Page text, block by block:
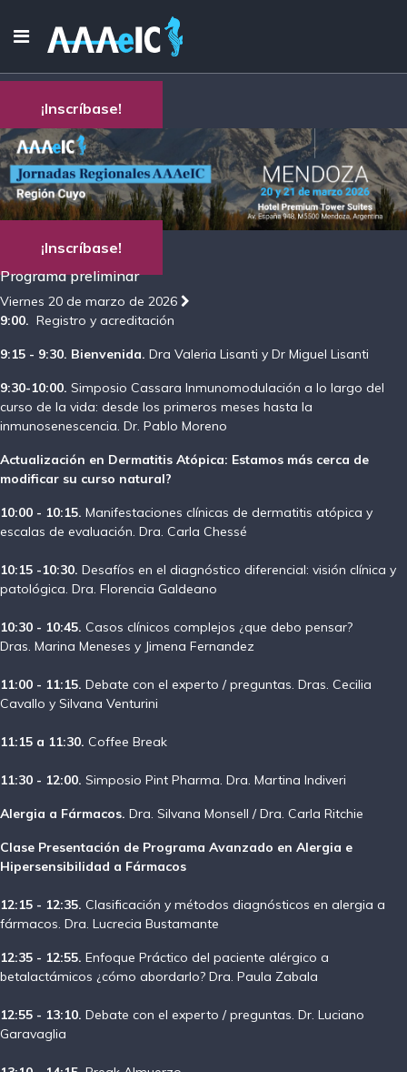
¡Inscríbase!
¡Inscríbase!
Programa preliminar
Viernes 20 de marzo de 2026
9:00. Registro y acreditación
9:15 - 9:30. Bienvenida. Dra Valeria Lisanti y Dr Miguel Lisanti
9:30-10:00. Simposio Cassara Inmunomodulación a lo largo del
curso de la vida: desde los primeros meses hasta la
inmunosenescencia. Dr. Pablo Moreno
Actualización en Dermatitis Atópica: Estamos más cerca de
modificar su curso natural?
10:00 - 10:15. Manifestaciones clínicas de dermatitis atópica y
escalas de evaluación. Dra. Carla Chessé
10:15 -10:30. Desafíos en el diagnóstico diferencial: visión clínica y
patológica. Dra. Florencia Galdeano
10:30 - 10:45. Casos clínicos complejos ¿que debo pensar?
Dras. Marina Meneses y Jimena Fernandez
11:00 - 11:15. Debate con el experto / preguntas. Dras. Cecilia
Cavallo y Silvana Venturini
11:15 a 11:30. Coffee Break
11:30 - 12:00. Simposio Pint Pharma. Dra. Martina Indiveri
Alergia a Fármacos. Dra. Silvana Monsell / Dra. Carla Ritchie
Clase Presentación de Programa Avanzado en Alergia e
Hipersensibilidad a Fármacos
12:15 - 12:35. Clasificación y métodos diagnósticos en alergia a
fármacos. Dra. Lucrecia Bustamante
12:35 - 12:55. Enfoque Práctico del paciente alérgico a
betalactámicos ¿cómo abordarlo? Dra. Paula Zabala
12:55 - 13:10. Debate con el experto / preguntas. Dr. Luciano
Garavaglia